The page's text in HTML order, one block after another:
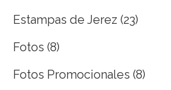
Estampas de Jerez (23)
Fotos (8)
Fotos Promocionales (8)